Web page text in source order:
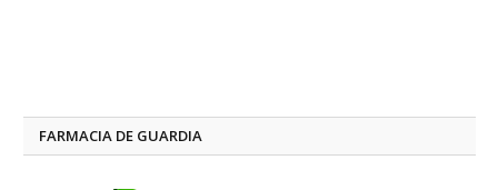
FARMACIA DE GUARDIA